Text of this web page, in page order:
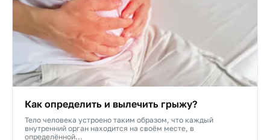
Как определить и вылечить грыжу?
Тело человека устроено таким образом, что каждый
внутренний орган находится на своём месте, в
определённой...